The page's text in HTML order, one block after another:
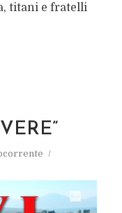
titani e fratelli